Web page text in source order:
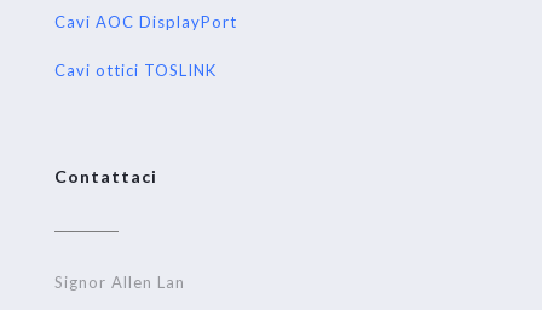
Cavi AOC DisplayPort
Cavi ottici TOSLINK
Contattaci
Signor Allen Lan